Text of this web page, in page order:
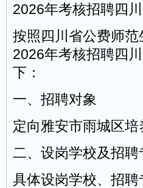
2026年考核招聘四
按照四川省公费师
2026年考核招聘四
下：
一、招聘对象
定向雅安市雨城区
二、设岗学校及招聘
具体设岗学校、招